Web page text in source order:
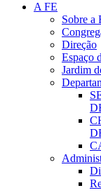
A FE
Sobre a
Direção
Espaço
Jardim